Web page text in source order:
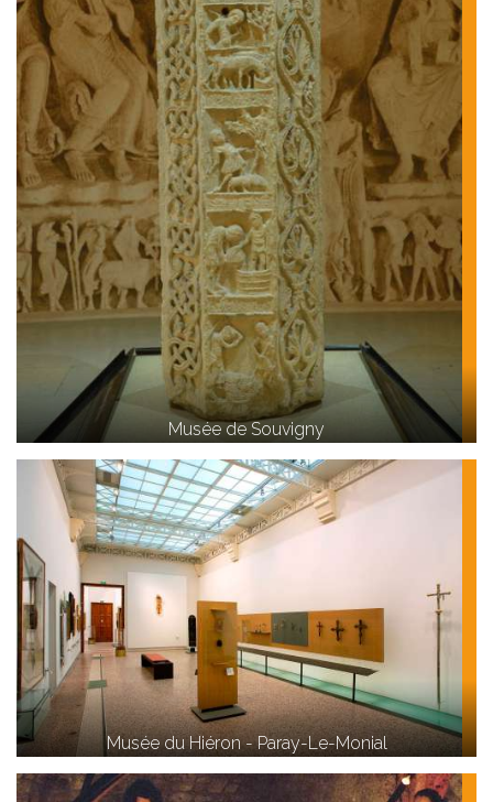
Musée de Souvigny
Musée du Hiéron - Paray-Le-Monial